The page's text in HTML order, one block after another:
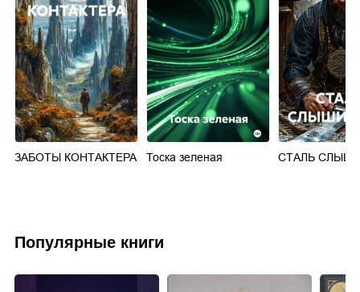
ЗАБОТЫ КОНТАКТЕРА Тоска зеленая СТАЛЬ
Популярные книги